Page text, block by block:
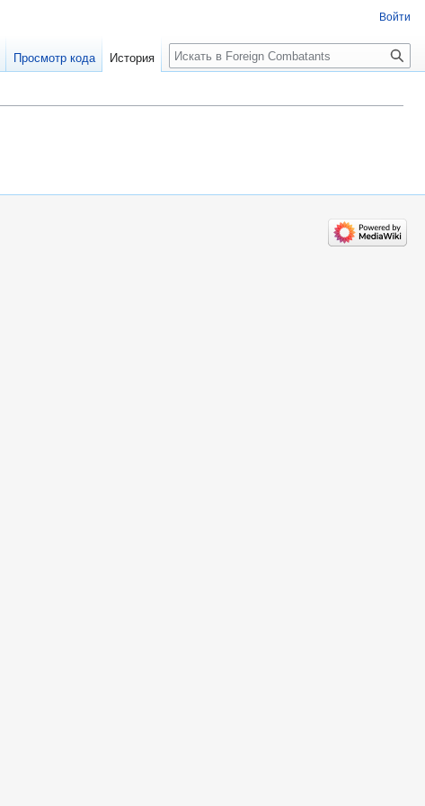
Войти
Просмотр кода История